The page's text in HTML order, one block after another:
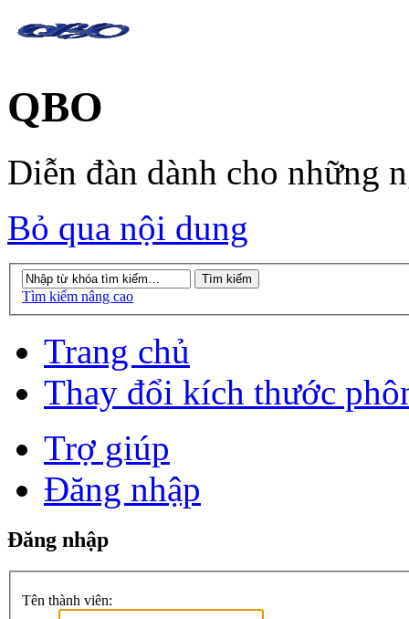
QBO
Diễn đàn dành cho những
Bỏ qua nội dung
Tìm kiếm nâng cao
Trang chủ
Thay đổi kích thước
Trợ giúp
Đăng nhập
Đăng nhập
Tên thành viên: